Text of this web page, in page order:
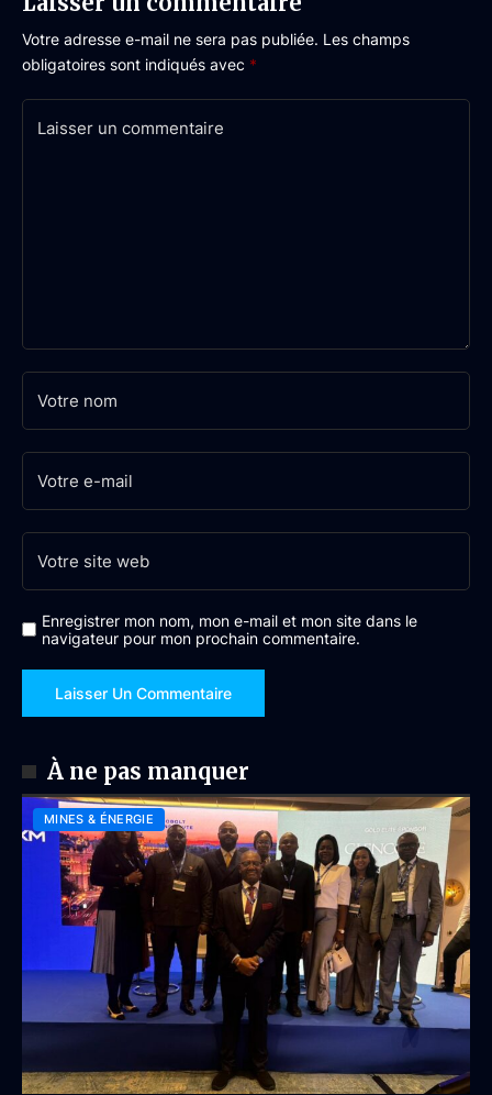
Votre adresse e-mail ne sera pas publiée. Les champs
obligatoires sont indiqués avec *
Enregistrer mon nom, mon e-mail et mon site dans le
navigateur pour mon prochain commentaire.
À ne pas manquer
MINES & ÉNERGIE